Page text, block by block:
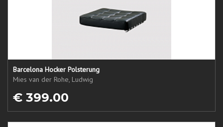
Barcelona Hocker Polsterung
Mies van der Rohe, Ludwig
€ 399.00